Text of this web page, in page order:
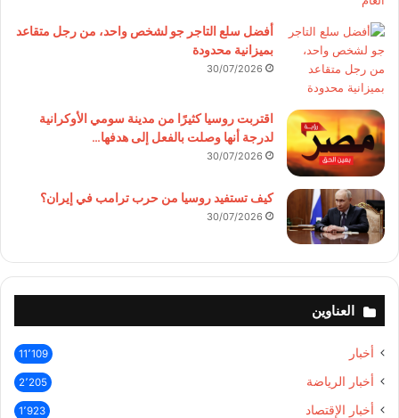
أفضل سلع التاجر جو لشخص واحد، من رجل متقاعد
بميزانية محدودة
30/07/2026
اقتربت روسيا كثيرًا من مدينة سومي الأوكرانية
لدرجة أنها وصلت بالفعل إلى هدفها…
30/07/2026
كيف تستفيد روسيا من حرب ترامب في إيران؟
30/07/2026
العناوين
أخبار 11٬109
أخبار الرياضة 2٬205
أخبار الإقتصاد 1٬923